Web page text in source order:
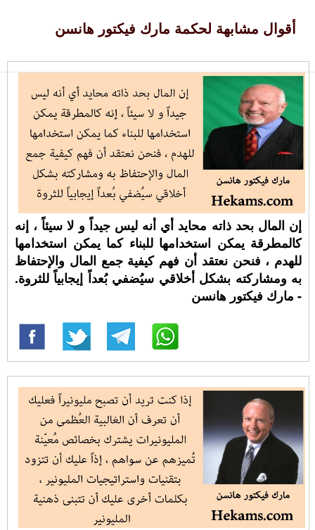
أقوال مشابهة لحكمة مارك فيكتور هانسن
إن المال بحد ذاته محايد أي أنه ليس جيداً و لا سيئاً ، إنه
كالمطرقة يمكن استخدامها للبناء كما يمكن استخدامها
للهدم ، فنحن نعتقد أن فهم كيفية جمع المال والإحتفاظ
به ومشاركته بشكل أخلاقي سيُضفي بُعداً إيجابياً للثروة.
- مارك فيكتور هانسن